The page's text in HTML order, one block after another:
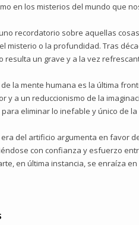
en los misterios del mundo que
recordatorio sobre aquellas
misterio o la profundidad. Tras
resulta un grave y a la vez
la mente humana es la última
y a un reduccionismo de la
eliminar lo inefable y único de
del artificio argumenta en favor
con confianza y esfuerzo
en última instancia, se enraíza